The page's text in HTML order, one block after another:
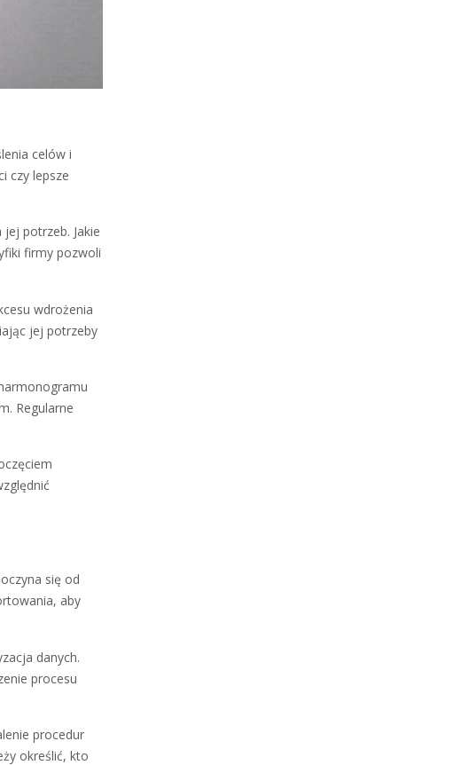
celów i
czy lepsze
potrzeb. Jakie
firmy pozwoli
wdrożenia
jej potrzeby
Regularne
się od
aby
danych.
procesu
procedur
określić, kto